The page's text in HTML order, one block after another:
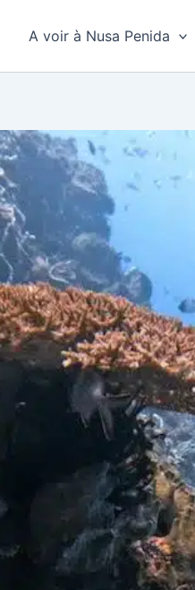
A voir à Nusa Penida